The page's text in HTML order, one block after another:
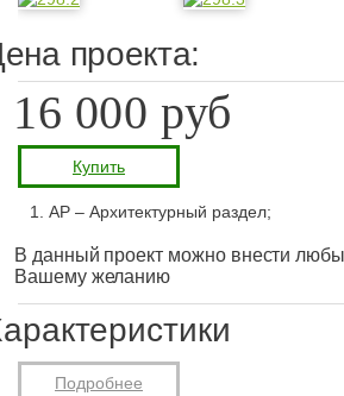
проекта:
16 000 руб
Купить
АР – Архитектурный раздел;
В данный проект можно внести
Вашему желанию
Подробнее